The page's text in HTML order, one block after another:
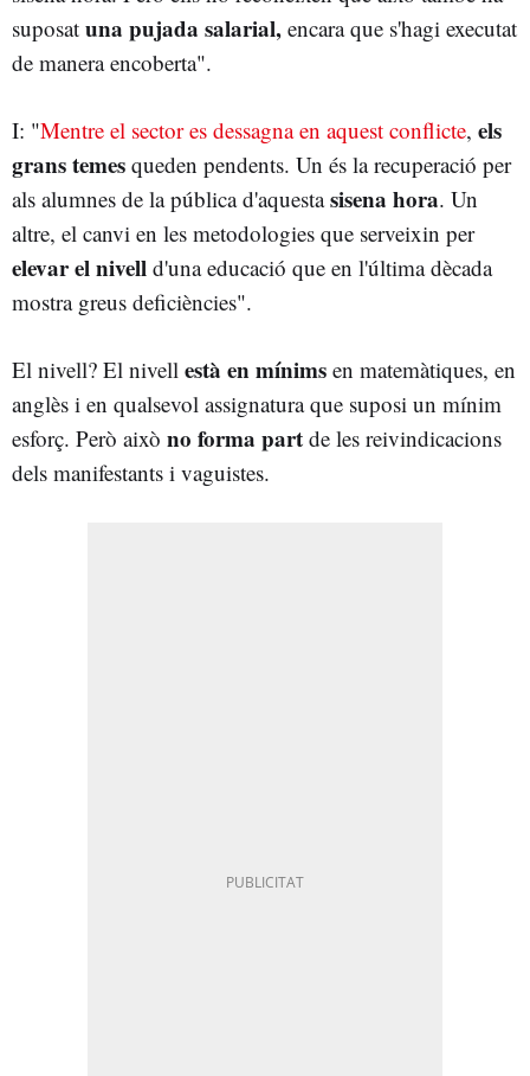
suposat una pujada salarial, encara que s'hagi executat
de manera encoberta".
I: "Mentre el sector es dessagna en aquest conflicte, els
grans temes queden pendents. Un és la recuperació per
als alumnes de la pública d'aquestasisena hora. Un
altre, el canvi en les metodologies que serveixin per
elevar el nivell d'una educació que en l'última dècada
mostra greus deficiències".
El nivell? El nivell està en mínims en matemàtiques, en
anglès i en qualsevol assignatura que suposi un mínim
esforç. Però això no forma part de les reivindicacions
dels manifestants i vaguistes.